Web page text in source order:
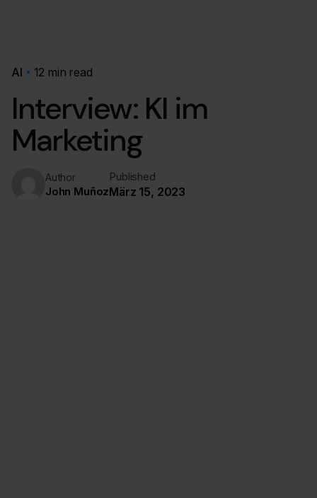
AI 12 min read
Interview: KI im
Marketing
Author
John Muñoz
Published
März 15, 2023